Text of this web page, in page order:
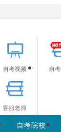
供江苏自学考
自考视频 自
客服老师
自考院校